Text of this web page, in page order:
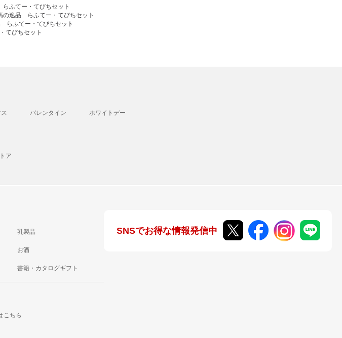
ふてー・てびちセット
の逸品 らふてー・てびちセット
らふてー・てびちセット
てびちセット
バレンタイン ホワイトデー
ア
乳製品
お酒
書籍・カタログギフト
こちら
SNSでお得な情報発信中